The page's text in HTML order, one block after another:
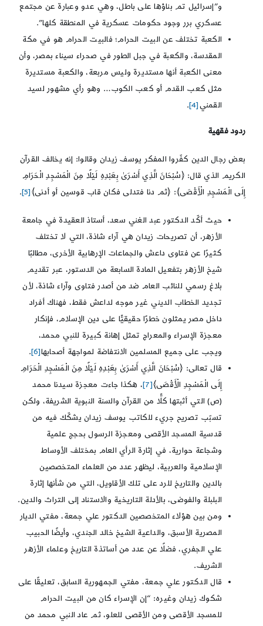
و”إسرائيل تم بناؤها على باطل، وهي عدو وعبارة عن مجتمع
عسكري برر وجود حكومات عسكرية في المنطقة كلها”.
الكعبة تختلف عن البيت الحرام؛ فالبيت الحرام هو في مكة
المقدسة، والكعبة في جبل الطور في صحراء سيناء بمصر، وأن
معنى الكعبة أنها مستديرة وليس مربعة، والكعبة مستديرة
مثل كعب القدم أو كعب الكوب… وهو رأي مشهور لسيد
القمني[4]
.
ردود فقهية
بعض رجال الدين كفّروا المفكر يوسف زيدان وقالوا: إنه يخالف القرآن
الكريم الذي قال: ﴿سُبْحَانَ الَّذِي أَسْرَىٰ بِعَبْدِهِ لَيْلًا مِنَ الْمَسْجِدِ الْحَرَامِ
إِلَى الْمَسْجِدِ الْأَقْصَى﴾: ﴿ثم دنا فتدلى فكان قاب قوسين أو أدنى﴾[5]
.
حيث أكّد الدكتور عبد الغني سعد، أستاذ العقيدة في جامعة
الأزهر، أن تصريحات زيدان هي آراء شاذة، التي لا تختلف
كثيرًا عن فتاوى داعش والجماعات الإرهابية الأخرى، مطالبًا
شيخ الأزهر بتفعيل المادة السابعة من الدستور، عبر تقديم
بلاغ رسمي للنائب العام ضد من أصدر فتاوى وآراء شاذة، لأن
تجديد الخطاب الديني غير موجه لداعش فقط، فهناك أفراد
داخل مصر يمثلون خطرًا حقيقيًّا على دين الإسلام، فإنكار
معجزة الإسراء والمعراج تمثل إهانة كبيرة للنبي محمد،
ويجب على جميع المسلمين الانتفاضة لمواجهة أصحابها[6]
.
قال تعالى: ﴿سُبْحَانَ الَّذِي أَسْرَىٰ بِعَبْدِهِ لَيْلًا مِنَ الْمَسْجِدِ الْحَرَامِ
إِلَى الْمَسْجِدِ الْأَقْصَى﴾[7]
، هكذا جاءت معجزة سيدنا محمد
(ص) التي أثبتها كلًّا من القرآن والسنة النبوية الشريفة، ولكن
تسبّب تصريح جريء للكاتب يوسف زيدان يشكّك فيه من
قدسية المسجد الأقصى ومعجزة الرسول بحجج علمية
وشجاعة حوارية، في إثارة الرأي العام بمختلف الأوساط
الإسلامية والعربية، ليظهر عدد من العلماء المتخصصين
بالدين والتاريخ للرد على تلك الأقاويل، التي من شأنها إثارة
البلبلة والفوضى، بالأدلة التاريخية والاستناد إلى التراث والدين.
ومن بين هؤلاء المتخصصين الدكتور علي جمعة، مفتي الديار
المصرية الأسبق، والداعية الشيخ خالد الجندي، وأيضًا الحبيب
علي الجفري، فضلًا عن عدد من أساتذة التاريخ وعلماء الأزهر
الشريف.
قال الدكتور علي جمعة، مفتي الجمهورية السابق، تعليقًا على
شكوك زيدان وغيره: “إن الإسراء كان من البيت الحرام
للمسجد الأقصى ومن الأقصى للعلو، ثم عاد النبي محمد من